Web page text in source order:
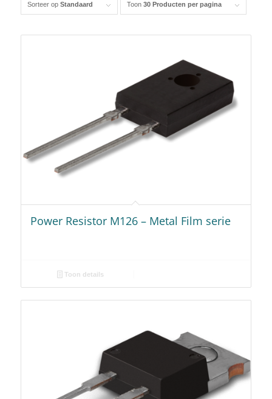
Sorteer op Standaard Toon 30 Producten per pagina
Power Resistor M126 – Metal Film serie
Toon details